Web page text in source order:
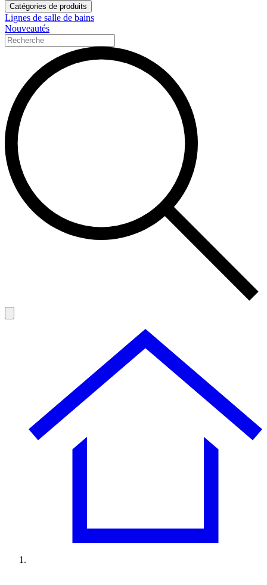
Catégories de produits
Lignes de salle de bains
Nouveautés